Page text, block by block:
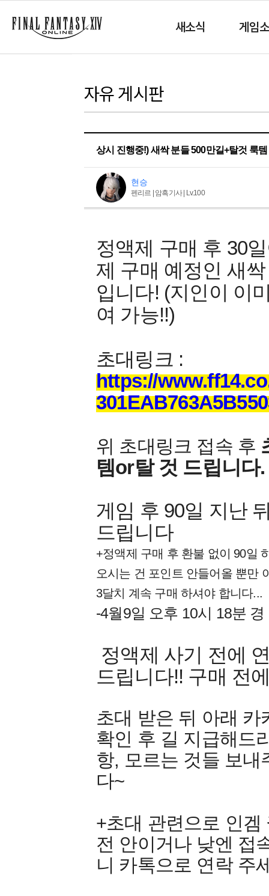
새소식 게임
자유 게시판
상시 진행중!) 새싹 분들 500만길+탈것 룩
현승
펜리르 | 암흑기사 | Lv.100
정액제 구매 후 30
제 구매 예정인 새
입니다! (지인이 이
여 가능!!)
초대링크 :
https://
위 초대링크 접속 후
템or탈 것 드립니다.
게임 후 90일 지난
드립니다
+정액제 구매 후 환불 없이 90일
오시는 건 포인트 안들어올 뿐만
3달치 계속 구매 하셔야 합니다...
-4월9일 오후 10시 18분 경
정액제 사기 전에
드립니다!! 구매 전
초대 받은 뒤 아래
확인 후 길 지급해드
항, 모르는 것들 보
다~
+초대 관련으로 인
전 안이거나 낮엔 접
니 카톡으로 연락 주